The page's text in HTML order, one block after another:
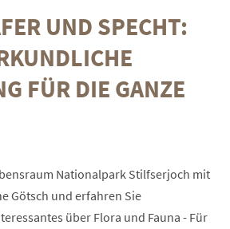
UND SPECHT:
FÜR DIE GANZE
Nationalpark Stilfserjoch mit
Götsch und erfahren Sie
über Flora und Fauna - Für